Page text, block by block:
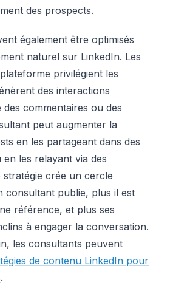
des prospects.
également être optimisés
naturel sur LinkedIn. Les
privilégient les
des interactions
des commentaires ou des
peut augmenter la
en les partageant dans des
les relayant via des
stratégie crée un cercle
consultant publie, plus il est
référence, et plus ses
à engager la conversation.
les consultants peuvent
de contenu LinkedIn pour
.